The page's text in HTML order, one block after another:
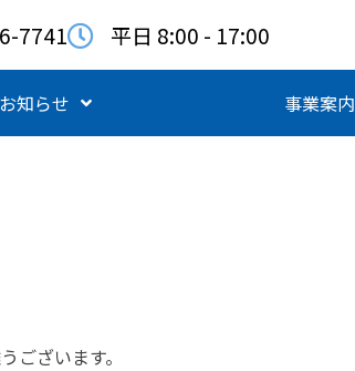
7741 平日 8:00 - 17:00
お知らせ 事業案内
ございます。